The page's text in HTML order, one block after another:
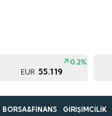
EUR 55.119
0.2%
BORSA&FİNANS GİRİŞİMCİLİK